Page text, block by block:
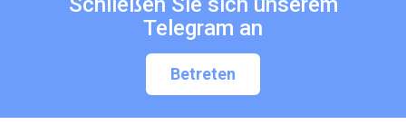
Telegram an
Betreten